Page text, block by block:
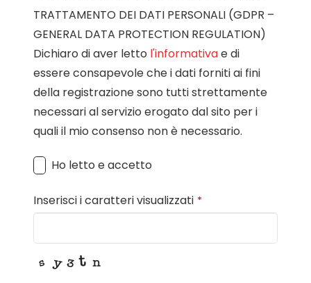
TRATTAMENTO DEI DATI PERSONALI (GDPR –
GENERAL DATA PROTECTION REGULATION)
Dichiaro di aver letto l'informativae di
essere consapevole che i dati forniti ai fini
della registrazione sono tutti strettamente
necessari al servizio erogato dal sito per i
quali il mio consenso non è necessario.
Ho letto e accetto
Inserisci i caratteri visualizzati *